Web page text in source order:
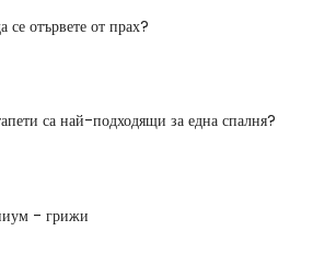
се отървете от прах?
са най-подходящи за една спалня?
- грижи